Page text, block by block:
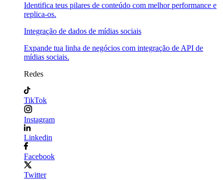
Identifica teus pilares de conteúdo com melhor performance e
replica-os.
Integração de dados de mídias sociais
Expande tua linha de negócios com integração de API de
mídias sociais.
Redes
TikTok
Instagram
Linkedin
Facebook
Twitter